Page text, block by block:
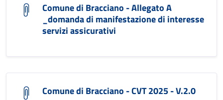
Comune di Bracciano - Allegato A
_domanda di manifestazione di interesse
servizi assicurativi
Comune di Bracciano - CVT 2025 - V.2.0